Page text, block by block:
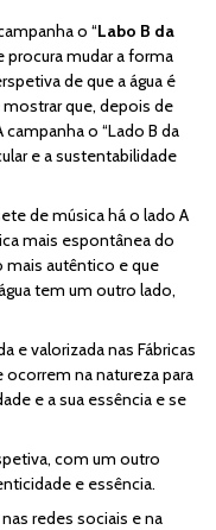
o “Labo B da
procura mudar a forma
de que a água é
que, depois de
o “Lado B da
e a sustentabilidade
de música há o lado A
mais espontânea do
autêntico e que
tem um outro lado,
e valorizada nas Fábricas
na natureza para
e a sua essência e se
com um outro
e essência.
redes sociais e na